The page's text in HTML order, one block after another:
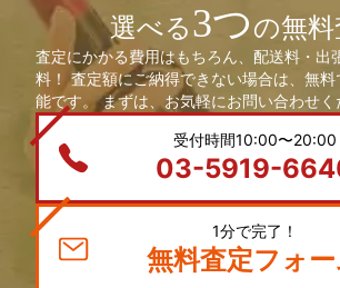
選べる3つの無料
査定にかかる費用はもちろん、配送料・出
料！ 査定額にご納得できない場合は、無
能です。 まずは、お気軽にお問い合わせく
受付時間10:00〜20:00
03-5919-
1分で完了！
無料査定フォ